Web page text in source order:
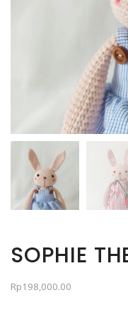
SOPHIE
Rp198,000.00